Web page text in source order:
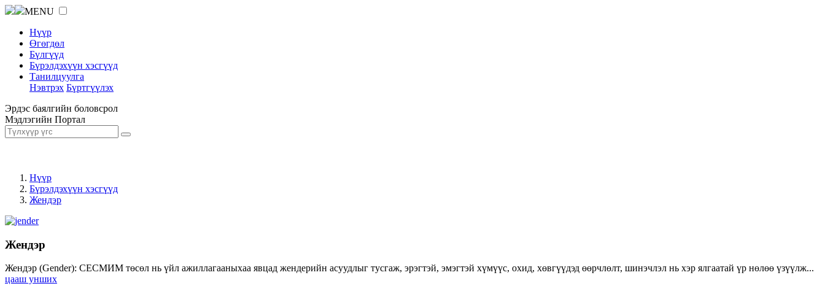
MENU
Нүүр
Өгөгдөл
Бүлгүүд
Бүрэлдэхүүн хэсгүүд
Танилцуулга
Нэвтрэх Бүртгүүлэх
Эрдэс баялгийн боловсрол
Мэдлэгийн Портал
Нүүр
Бүрэлдэхүүн хэсгүүд
Жендэр
Жендэр
Жендэр (Gender): СЕСМИМ төсөл нь үйл ажиллагааныхаа явцад жендерийн асуудлыг тусгаж, эрэгтэй, эмэгтэй хүмүүс, охид, хөвгүүдэд өөрчлөлт, шинэчлэл нь хэр ялгаатай үр нөлөө үзүүлж...
цааш унших